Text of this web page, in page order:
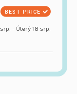
- Úterý 18 srp.